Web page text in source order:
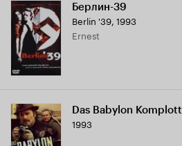
Берлин-39
Berlin '39, 1993
Ernest
Das Babylon Komplott
1993